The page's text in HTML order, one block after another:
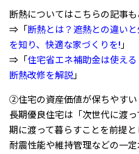
断熱についてはこちらの記事も
⇒「 断熱とは？遮熱との違い
を知り、快適な家づくりを! 」
⇒「 住宅省エネ補助金は使え
断熱改修を解説 」
②住宅の資産価値が保ちやすい
長期優良住宅は「次世代に渡
期に渡って暮らすことを前提と
耐震性能や維持管理などの一